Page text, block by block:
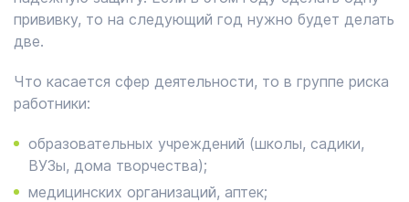
прививку, то на следующий год нужно будет делать
две.
Что касается сфер деятельности, то в группе риска
работники:
образовательных учреждений (школы, садики,
ВУЗы, дома творчества);
медицинских организаций, аптек;